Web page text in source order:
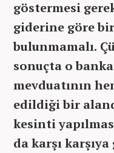
göstermesi
giderine göre
bulunmamalı.
sonuçta o
mevduatının
edildiği bir
kesinti
da karşı